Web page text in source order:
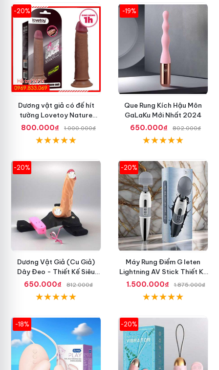
-20%
Dương vật giả có đế hít
tường Lovetoy Nature
Cock 7 inch da đen
800.000₫ 1.000.000₫
-19%
Que Rung Kích Hậu Môn
GaLaKu Mới Nhất 2024
650.000₫
802.000₫
-20%
Dương Vật Giả (Cu Giả)
Dây Đeo - Thiết Kế Siêu
Ngầu, Giá Cực Rẻ
650.000₫ 812.000₫
-20%
Máy Rung Điểm G leten
Lightning AV Stick Thiết Kế
Thông Minh
1.500.000₫ 1.875.000₫
-18% -20%